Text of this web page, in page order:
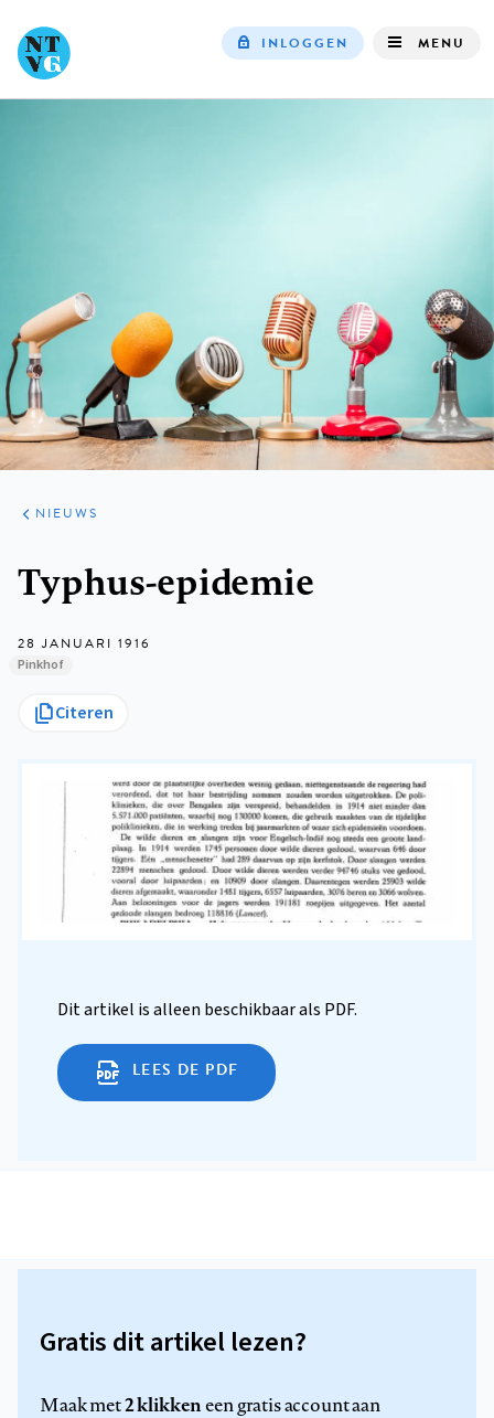
INLOGGEN MENU
ARTIKELEN
HET
KORT
NIEUWS
Typhus-epidemie
28 JANUARI 1916
Pinkhof
Citeren
Dit artikel is alleen beschikbaar als PDF.
LEES DE PDF
Gratis dit artikel lezen?
Maak met2 klikkeneen gratis account aan